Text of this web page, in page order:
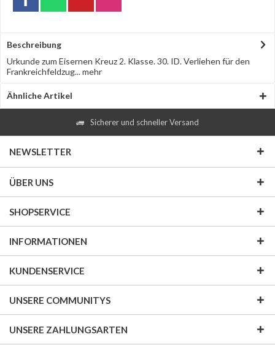
Beschreibung
Urkunde zum Eisernen Kreuz 2. Klasse. 30. ID. Verliehen für den
Frankreichfeldzug...mehr
Ähnliche Artikel
Sicherer und schneller Versand
NEWSLETTER
ÜBER UNS
SHOPSERVICE
INFORMATIONEN
KUNDENSERVICE
UNSERE COMMUNITYS
UNSERE ZAHLUNGSARTEN